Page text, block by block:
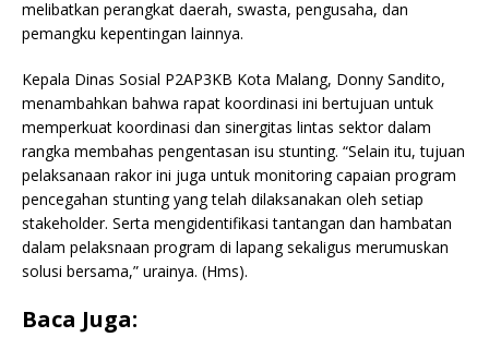
melibatkan perangkat daerah, swasta, pengusaha, dan
pemangku kepentingan lainnya.
Kepala Dinas Sosial P2AP3KB Kota Malang, Donny Sandito,
menambahkan bahwa rapat koordinasi ini bertujuan untuk
memperkuat koordinasi dan sinergitas lintas sektor dalam
rangka membahas pengentasan isu stunting. “Selain itu, tujuan
pelaksanaan rakor ini juga untuk monitoring capaian program
pencegahan stunting yang telah dilaksanakan oleh setiap
stakeholder. Serta mengidentifikasi tantangan dan hambatan
dalam pelaksnaan program di lapang sekaligus merumuskan
solusi bersama,” urainya. (Hms).
Baca Juga: